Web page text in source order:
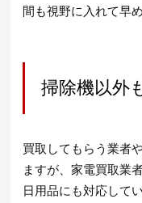
間も視野に入れて早
掃除機以外
買取してもらう業者
ますが、家電買取業
日用品にも対応して